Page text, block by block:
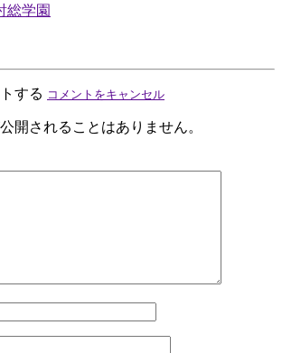
総学園
する コメントをキャンセル
開されることはありません。